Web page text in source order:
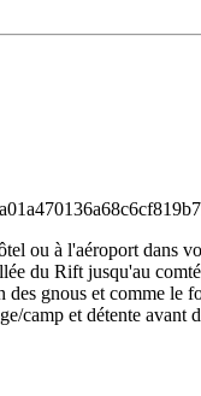
ou à l'aéroport dans
du Rift jusqu'au
des gnous et comme
camp et détente